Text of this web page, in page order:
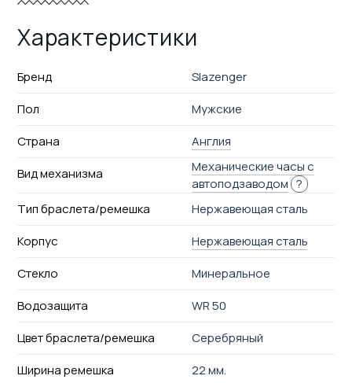
Характеристики
Бренд
Slazenger
Пол
Мужские
Страна
Англия
Вид механизма
Механические часы с
автоподзаводом ?
Тип браслета/ремешка
Нержавеющая сталь
Корпус
Нержавеющая сталь
Стекло
Минеральное
Водозащита
WR 50
Цвет браслета/ремешка
Серебряный
Ширина ремешка
22 мм.